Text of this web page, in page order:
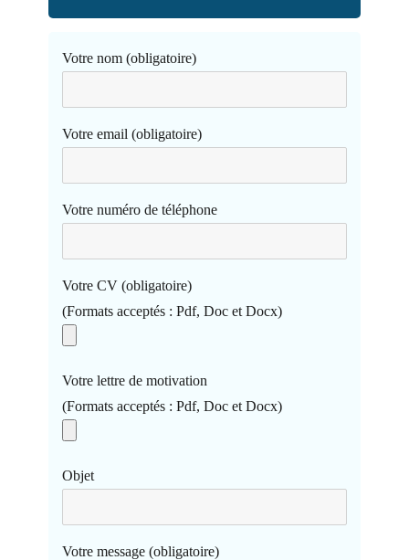
Votre nom (obligatoire)
Votre email (obligatoire)
Votre numéro de téléphone
Votre CV (obligatoire)
(Formats acceptés : Pdf, Doc et Docx)
Votre lettre de motivation
(Formats acceptés : Pdf, Doc et Docx)
Objet
Votre message (obligatoire)